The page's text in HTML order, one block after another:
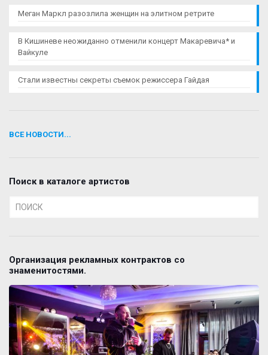
Меган Маркл разозлила женщин на элитном ретрите
В Кишиневе неожиданно отменили концерт Макаревича* и
Вайкуле
Стали известны секреты съемок режиссера Гайдая
ВСЕ НОВОСТИ...
Поиск в каталоге артистов
Организация рекламных контрактов со
знаменитостями.